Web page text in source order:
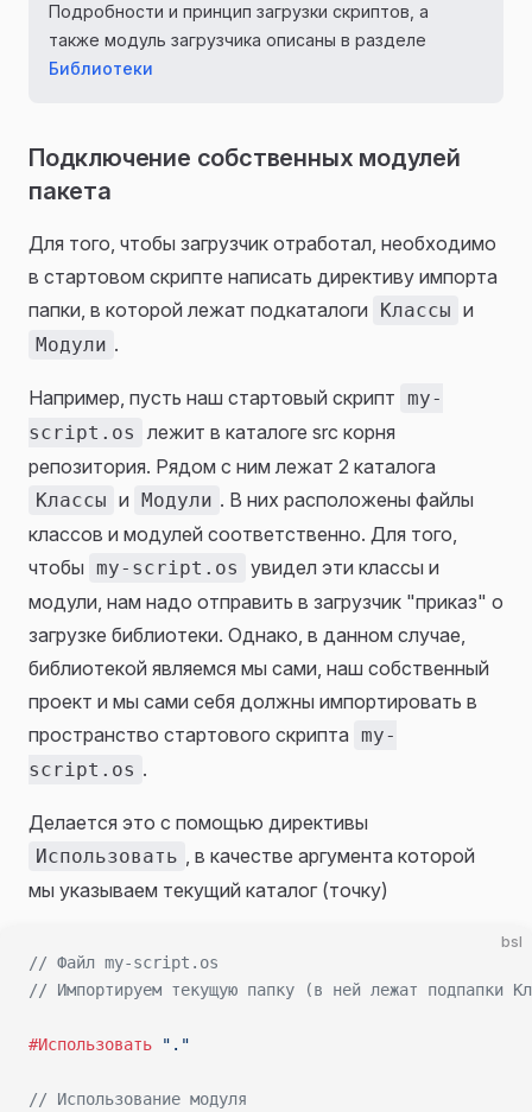
Подробности и принцип загрузки скриптов, а
также модуль загрузчика описаны в разделе
Библиотеки
Подключение собственных модулей
пакета
Для того, чтобы загрузчик отработал, необходимо
в стартовом скрипте написать директиву импорта
папки, в которой лежат подкаталоги
Классы и
Модули .
Например, пусть наш стартовый скрипт my-
script.os лежит в каталоге src корня
репозитория. Рядом с ним лежат 2 каталога
Классы и Модули . В них расположены файлы
классов и модулей соответственно. Для того,
чтобы my-script.os
увидел эти классы и
модули, нам надо отправить в загрузчик "приказ" о
загрузке библиотеки. Однако, в данном случае,
библиотекой являемся мы сами, наш собственный
проект и мы сами себя должны импортировать в
пространство стартового скрипта my-
script.os .
Делается это с помощью директивы
Использовать , в качестве аргумента которой
мы указываем текущий каталог (точку)
bsl
// Файл my-script.os
// Импортируем текущую папку (в ней лежат подпапки
#Использовать "."
// Использование модуля